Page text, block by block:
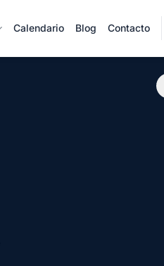
Calendario Blog Contacto